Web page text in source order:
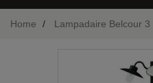
Home Lampadaire Belcour